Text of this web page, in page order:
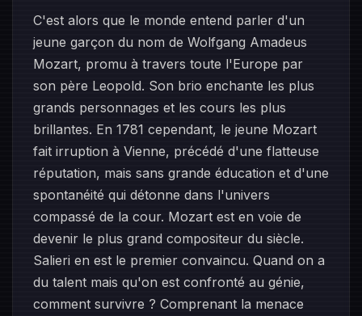
C'est alors que le monde entend parler d'un
jeune garçon du nom de Wolfgang Amadeus
Mozart, promu à travers toute l'Europe par
son père Leopold. Son brio enchante les plus
grands personnages et les cours les plus
brillantes. En 1781 cependant, le jeune Mozart
fait irruption à Vienne, précédé d'une flatteuse
réputation, mais sans grande éducation et d'une
spontanéité qui détonne dans l'univers
compassé de la cour. Mozart est en voie de
devenir le plus grand compositeur du siècle.
Salieri en est le premier convaincu. Quand on a
du talent mais qu'on est confronté au génie,
comment survivre ? Comprenant la menace